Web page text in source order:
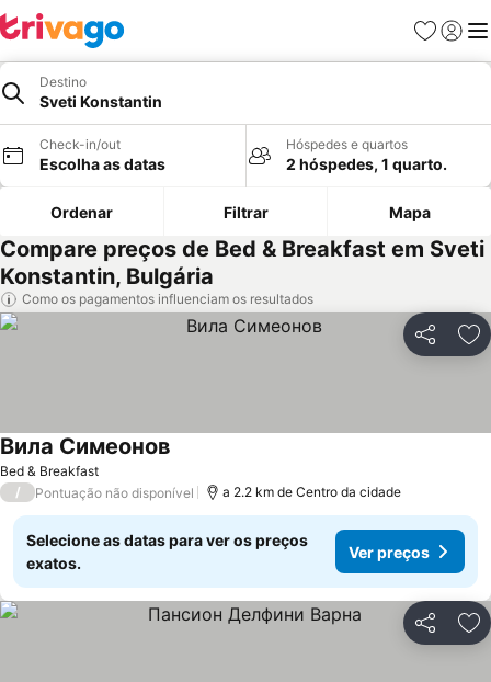
Favoritos
Iniciar
Destino
Sveti Konstantin
Check-in/out
Escolha as datas
Hóspedes e quartos
2 hóspedes, 1 quarto.
Ordenar Filtrar Mapa
Compare preços de Bed & Breakfast em Sveti
Konstantin, Bulgária
Como os pagamentos influenciam os resultados
Partilhar
Bed & Breakfast
Вила Симеонов
/ Pontuação não disponível a 2.2 km de Centro da cidade
Selecione as datas para ver os preços
exatos.
Ver preços
Partilhar